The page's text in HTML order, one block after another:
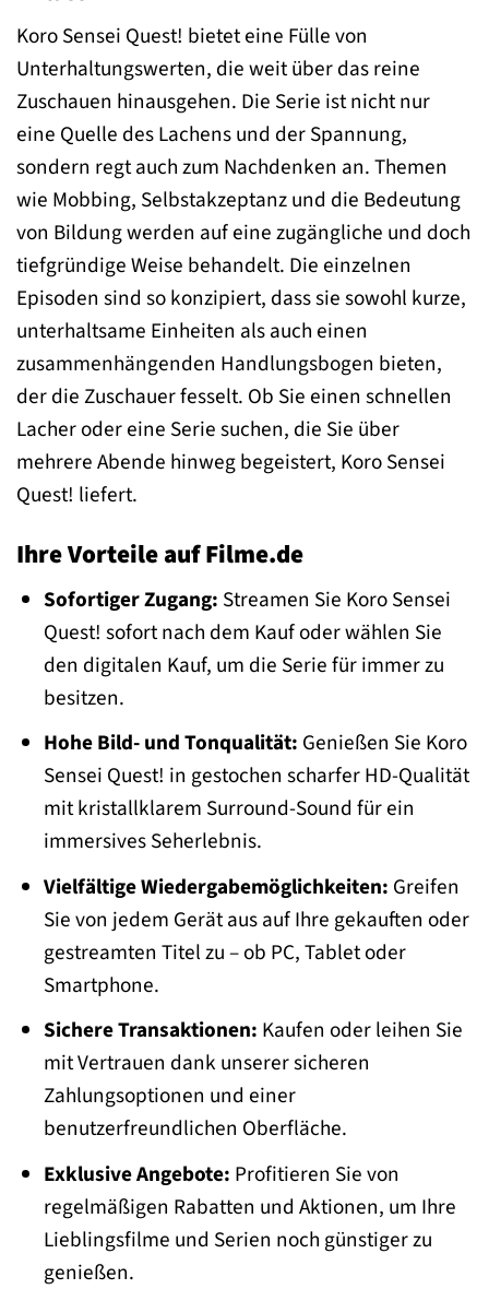
Koro Sensei Quest! bietet eine Fülle von
Unterhaltungswerten, die weit über das reine
Zuschauen hinausgehen. Die Serie ist nicht nur
eine Quelle des Lachens und der Spannung,
sondern regt auch zum Nachdenken an. Themen
wie Mobbing, Selbstakzeptanz und die Bedeutung
von Bildung werden auf eine zugängliche und doch
tiefgründige Weise behandelt. Die einzelnen
Episoden sind so konzipiert, dass sie sowohl kurze,
unterhaltsame Einheiten als auch einen
zusammenhängenden Handlungsbogen bieten,
der die Zuschauer fesselt. Ob Sie einen schnellen
Lacher oder eine Serie suchen, die Sie über
mehrere Abende hinweg begeistert, Koro Sensei
Quest! liefert.
Ihre Vorteile auf Filme.de
Sofortiger Zugang: Streamen Sie Koro Sensei
Quest! sofort nach dem Kauf oder wählen Sie
den digitalen Kauf, um die Serie für immer zu
besitzen.
Hohe Bild- und Tonqualität: Genießen Sie Koro
Sensei Quest! in gestochen scharfer HD-Qualität
mit kristallklarem Surround-Sound für ein
immersives Seherlebnis.
Vielfältige Wiedergabemöglichkeiten: Greifen
Sie von jedem Gerät aus auf Ihre gekauften oder
gestreamten Titel zu – ob PC, Tablet oder
Smartphone.
Sichere Transaktionen: Kaufen oder leihen Sie
mit Vertrauen dank unserer sicheren
Zahlungsoptionen und einer
benutzerfreundlichen Oberfläche.
Exklusive Angebote: Profitieren Sie von
regelmäßigen Rabatten und Aktionen, um Ihre
Lieblingsfilme und Serien noch günstiger zu
genießen.